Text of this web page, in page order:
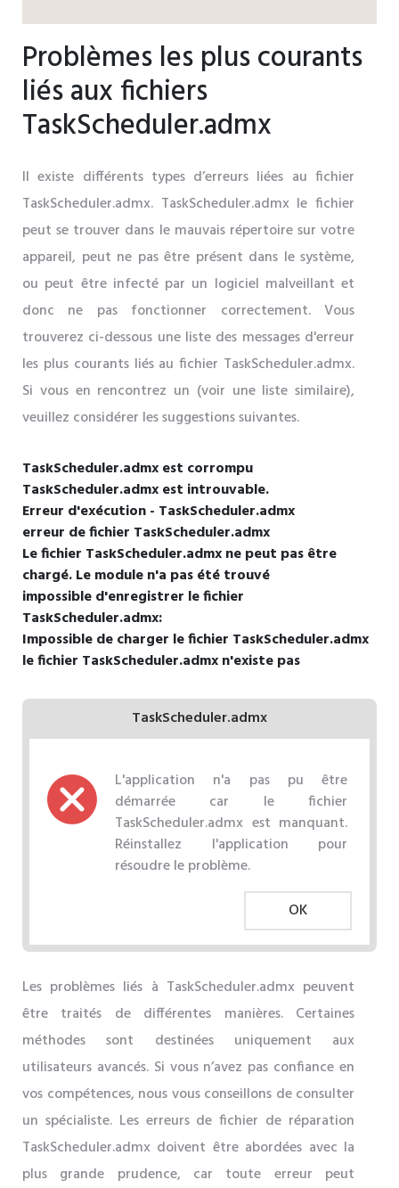
Problèmes les plus courants
liés aux fichiers
TaskScheduler.admx
Il existe différents types d’erreurs liées au fichier
TaskScheduler.admx. TaskScheduler.admx le fichier
peut se trouver dans le mauvais répertoire sur votre
appareil, peut ne pas être présent dans le système,
ou peut être infecté par un logiciel malveillant et
donc ne pas fonctionner correctement. Vous
trouverez ci-dessous une liste des messages d'erreur
les plus courants liés au fichier TaskScheduler.admx.
Si vous en rencontrez un (voir une liste similaire),
veuillez considérer les suggestions suivantes.
TaskScheduler.admx est corrompu
TaskScheduler.admx est introuvable.
Erreur d'exécution - TaskScheduler.admx
erreur de fichier TaskScheduler.admx
Le fichier TaskScheduler.admx ne peut pas être
chargé. Le module n'a pas été trouvé
impossible d'enregistrer le fichier
TaskScheduler.admx:
Impossible de charger le fichier TaskScheduler.admx
le fichier TaskScheduler.admx n'existe pas
TaskScheduler.admx
L'application n'a pas pu être
démarrée car le fichier
TaskScheduler.admx est manquant.
Réinstallez l'application pour
résoudre le problème.
OK
Les problèmes liés à TaskScheduler.admx peuvent
être traités de différentes manières. Certaines
méthodes sont destinées uniquement aux
utilisateurs avancés. Si vous n’avez pas confiance en
vos compétences, nous vous conseillons de consulter
un spécialiste. Les erreurs de fichier de réparation
TaskScheduler.admx doivent être abordées avec la
plus grande prudence, car toute erreur peut